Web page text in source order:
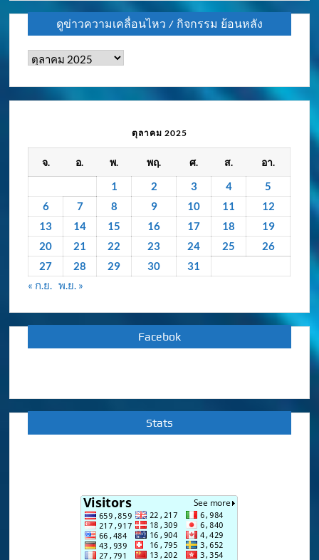
ดูข่าวความเคลื่อนไหว / กิจกรรม ย้อนหลัง
ดู
กิจกรรม
ย้อน
ตุลาคม 2025
จ. อ. พ. พฤ. ศ. ส. อา.
1 2 3 4
5
6
7 8 9 10 11
12
13
14 15 16 17 18
19
20
21 22 23 24 25
26
27
28 29 30
31
« ก.ย. พ.ย. »
Facebok
Stats